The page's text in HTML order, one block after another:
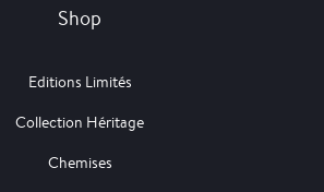
Shop
Editions Limités
Collection Héritage
Chemises